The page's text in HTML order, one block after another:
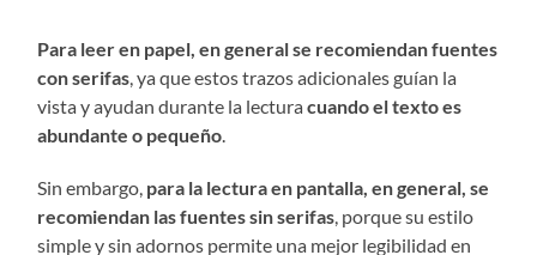
Para leer en papel, en general se recomiendan fuentes
con serifas, ya que estos trazos adicionales guían la
vista y ayudan durante la lecturacuando el texto es
abundante o pequeño.
Sin embargo, para la lectura en pantalla, en general, se
recomiendan las fuentes sin serifas, porque su estilo
simple y sin adornos permite una mejor legibilidad en